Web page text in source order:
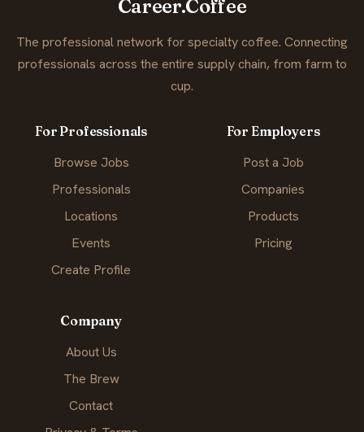
Career.Coffee
The professional network for specialty coffee. Connecting
professionals across the entire supply chain, from farm to
cup.
For Professionals
Browse Jobs
Professionals
Locations
Events
Create Profile
For Employers
Post a Job
Companies
Products
Pricing
Company
About Us
The Brew
Contact